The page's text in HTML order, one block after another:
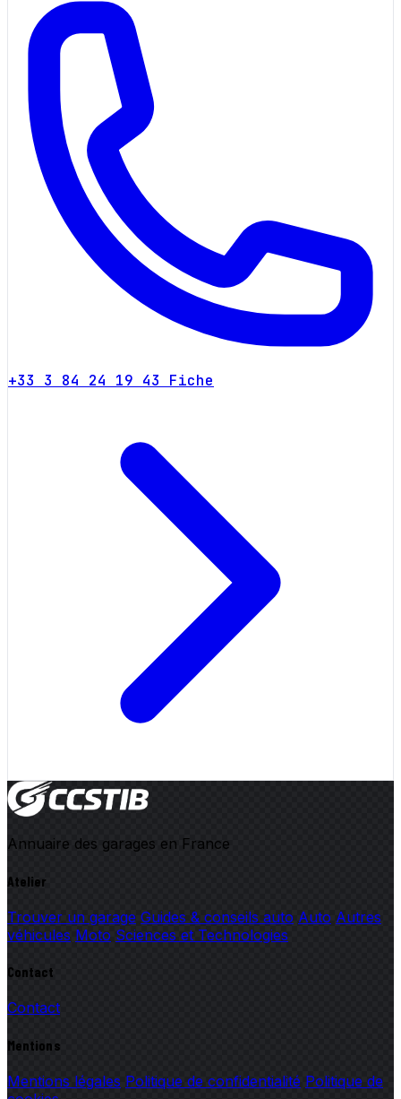
+33 3 84 24 19 43 Fiche
Annuaire des garages en France
Atelier
Trouver un garage Guides & conseils auto Auto Autres
véhicules Moto Sciences et Technologies
Contact
Contact
Mentions
Mentions légales Politique de confidentialité Politique de